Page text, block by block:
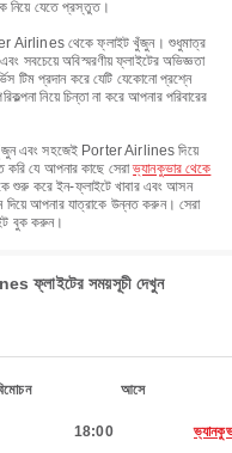
নিয়ে যেতে প্রস্তুত।
Airlines থেকে ফ্লাইট খুঁজুন। শুধুমাত্র
সবচেয়ে অবিস্মরণীয় ফ্লাইটের অভিজ্ঞতা
টিম প্রদান করে যেটি যেকোনো প্রশ্নে
নিয়ে চিন্তা না করে আপনার পরিবারের
খুঁজুন এবং সহজেই Porter Airlines দিয়ে
যে আপনার কাছে সেরাভ্যানকুভার থেকে
শুরু করে ইন-ফ্লাইটে খাবার এবং আসন
দিয়ে আপনার যাত্রাকে উন্নত করুন। সেরা
বুক করুন।
ফ্লাইটের সময়সূচী দেখুন
আসে
18:00